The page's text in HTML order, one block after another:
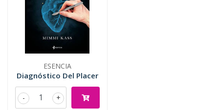
ESENCIA
Diagnóstico Del Placer
+
-